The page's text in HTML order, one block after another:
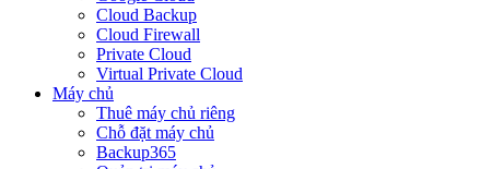
Cloud Backup
Cloud Firewall
Private Cloud
Virtual Private Cloud
Máy chủ
Thuê máy chủ riêng
Chỗ đặt máy chủ
Backup365